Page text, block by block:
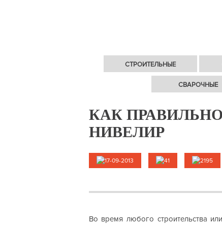
СТРОИТЕЛЬНЫЕ
СВАРОЧНЫЕ
КАК
НИВЕЛИР
17-09-2013 41 2195
Во время любого строительства